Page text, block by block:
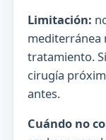
Limitación:
mediterránea
tratamiento.
cirugía
antes.
Cuándo no